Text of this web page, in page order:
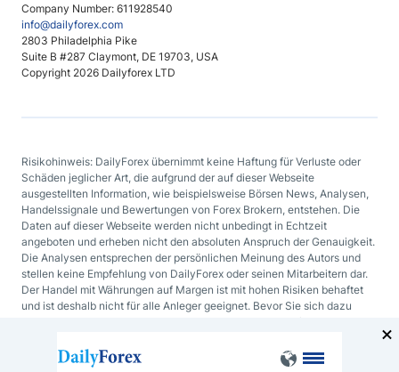
Company Number: 611928540
info@dailyforex.com
2803 Philadelphia Pike
Suite B #287 Claymont, DE 19703, USA
Copyright 2026 Dailyforex LTD
Risikohinweis: DailyForex übernimmt keine Haftung für Verluste oder
Schäden jeglicher Art, die aufgrund der auf dieser Webseite
ausgestellten Information, wie beispielsweise Börsen News, Analysen,
Handelssignale und Bewertungen von Forex Brokern, entstehen. Die
Daten auf dieser Webseite werden nicht unbedingt in Echtzeit
angeboten und erheben nicht den absoluten Anspruch der Genauigkeit.
Die Analysen entsprechen der persönlichen Meinung des Autors und
stellen keine Empfehlung von DailyForex oder seinen Mitarbeitern dar.
Der Handel mit Währungen auf Margen ist mit hohen Risiken behaftet
und ist deshalb nicht für alle Anleger geeignet. Bevor Sie sich dazu
Erfahrungsgrad und Ihre Risikobereitschaft abwägen.